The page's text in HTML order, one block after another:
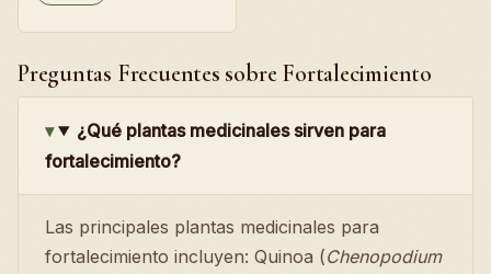
Preguntas Frecuentes sobre Fortalecimiento
¿Qué plantas medicinales sirven para
fortalecimiento?
Las principales plantas medicinales para
fortalecimiento incluyen: Quinoa (Chenopodium